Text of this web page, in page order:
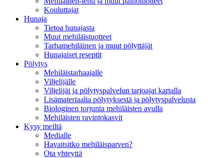
Kouluttajat
Hunaja
Tietoa hunajasta
Muut mehiläistuotteet
Tarhamehiläinen ja muut pölyttäjät
Hunajaiset reseptit
Pölytys
Mehiläistarhaajalle
Viljelijälle
Viljelijät ja pölytyspalvelun tarjoajat kartalla
Lisämateriaalia pölytyksestä ja pölytyspalvelusta
Biologinen torjunta mehiläisten avulla
Mehiläisten ravintokasvit
Kysy meiltä
Medialle
Havaitsitko mehiläisparven?
Ota yhteyttä